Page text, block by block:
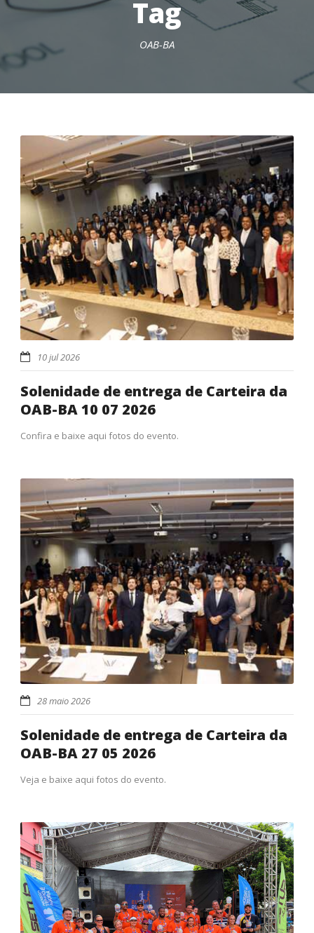
Tag
OAB-BA
10 jul 2026
Solenidade de entrega de Carteira da
OAB-BA 10 07 2026
Confira e baixe aqui fotos do evento.
28 maio 2026
Solenidade de entrega de Carteira da
OAB-BA 27 05 2026
Veja e baixe aqui fotos do evento.